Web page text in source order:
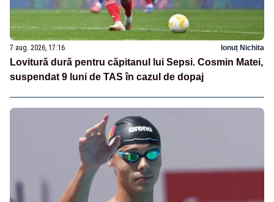
7 aug. 2026, 17:16 Ionuț Nichita
Lovitură dură pentru căpitanul lui Sepsi. Cosmin Matei,
suspendat 9 luni de TAS în cazul de dopaj